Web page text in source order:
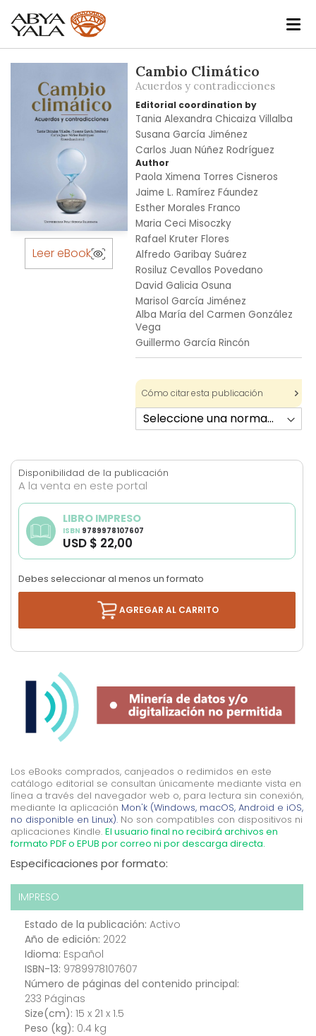
Skip
the
Leer eBook
Cambio Climático
Acuerdos y contradicciones
Editorial coordination by
Tania Alexandra Chicaiza Villalba
Susana García Jiménez
Carlos Juan Núñez Rodríguez
Author
Paola Ximena Torres Cisneros
Jaime L. Ramírez Fáundez
Esther Morales Franco
Maria Ceci Misoczky
Rafael Kruter Flores
Alfredo Garibay Suárez
Rosiluz Cevallos Povedano
David Galicia Osuna
Marisol García Jiménez
Alba María del Carmen González
Vega
Guillermo García Rincón
Cómo citar esta publicación
Disponibilidad de la publicación
A la venta en este portal
LIBRO IMPRESO
ISBN 9789978107607
USD $ 22,00
Debes seleccionar al menos un formato
AGREGAR AL CARRITO
Los eBooks comprados, canjeados o redimidos en este
catálogo editorial se consultan únicamente mediante vista en
línea a través del navegador web o, para lectura sin conexión,
mediante la aplicación Mon'k (Windows, macOS, Android e iOS,
no disponible en Linux). No son compatibles con dispositivos ni
aplicaciones Kindle. El usuario final no recibirá archivos en
formato PDF o EPUB por correo ni por descarga directa.
Especificaciones por formato:
IMPRESO
Estado de la publicación: Activo
Año de edición: 2022
Idioma: Español
ISBN-13: 9789978107607
Número de páginas del contenido principal:
233 Páginas
Size(cm): 15 x 21 x 1.5
Peso (kg): 0.4 kg